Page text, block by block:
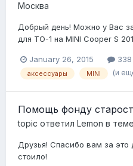
Москва
Добрый день! Можно у Вас
для ТО-1 на MINI Cooper S
January 26, 2015
аксессуары MINI (и
Помощь фонду
topic ответил Lemon в теме
Друзья! Спасибо вам за это
стоило!